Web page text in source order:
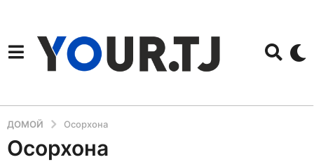
ДОМОЙ Осорхона
Осорхона